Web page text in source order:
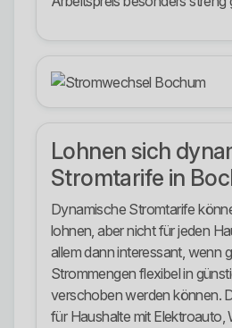
Lohnen sich
Stromtarife in
Dynamische Stromtarife
lohnen, aber nicht für jeden
allem dann interessant, wenn
Strommengen flexibel in
verschoben werden können.
für Haushalte mit Elektroauto,